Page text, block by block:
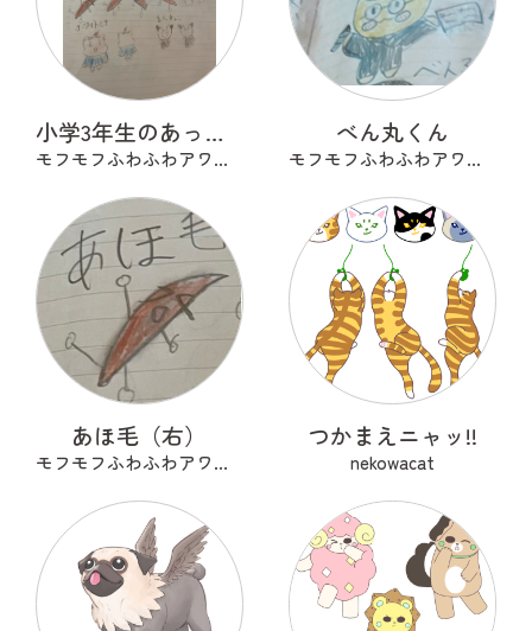
小学3年生のあったらいいな
モフモフふわふわアワアワ
べん丸くん
モフモフふわふわアワアワ
あほ毛（右）
モフモフふわふわアワアワ
つかまえニャッ!!
nekowacat